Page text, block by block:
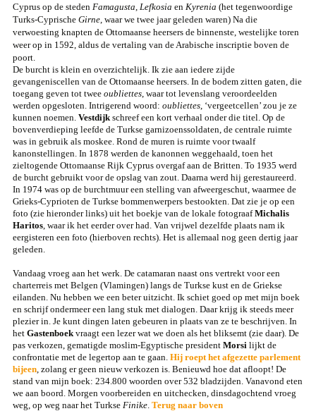
Cyprus op de steden Famagusta Lefkosia en Kyrenia (het tegenwoordige
Turks-Cyprische Girne, waar we twee jaar geleden waren) Na die
verwoesting knapten de Ottomaanse heersers de binnenste, westelijke toren
weer op in 1592, aldus de vertaling van de Arabische inscriptie boven de
poort.
De burcht is klein en overzichtelijk. Ik zie aan iedere zijde
gevangeniscellen van de Ottomaanse heersers. In de bodem zitten gaten, die
toegang geven tot twee oubliettes, waar tot levenslang veroordeelden
werden opgesloten. Intrigerend woord: oubliettes, ‘vergeetcellen’ zou je ze
kunnen noemen. Vestdijkschreef een kort verhaal onder die titel. Op de
bovenverdieping leefde de Turkse garnizoenssoldaten, de centrale ruimte
was in gebruik als moskee. Rond de muren is ruimte voor twaalf
kanonstellingen. In 1878 werden de kanonnen weggehaald, toen het
zieltogende Ottomaanse Rijk Cyprus overgaf aan de Britten. To 1935 werd
de burcht gebruikt voor de opslag van zout. Daarna werd hij gerestaureerd.
In 1974 was op de burchtmuur een stelling van afweergeschut, waarmee de
Grieks-Cyprioten de Turkse bommenwerpers bestookten. Dat zie je op een
foto (zie hieronder links) uit het boekje van de lokale fotograafMichalis
Haritos, waar ik het eerder over had. Van vrijwel dezelfde plaats nam ik
eergisteren een foto (hierboven rechts). Het is allemaal nog geen dertig jaar
geleden.
Vandaag vroeg aan het werk. De catamaran naast ons vertrekt voor een
charterreis met Belgen (Vlamingen) langs de Turkse kust en de Griekse
eilanden. Nu hebben we een beter uitzicht. Ik schiet goed op met mijn boek
en schrijf ondermeer een lang stuk met dialogen. Daar krijg ik steeds meer
plezier in. Je kunt dingen laten gebeuren in plaats van ze te beschrijven. In
het Gastenboekvraagt een lezer wat we doen als het bliksemt (zie daar). De
pas verkozen, gematigde moslim-Egyptische president Morsi lijkt de
confrontatie met de legertop aan te gaan. Hij roept het afgezette parlement
bijeen, zolang er geen nieuw verkozen is. Benieuwd hoe dat afloopt! De
stand van mijn boek: 234.800 woorden over 532 bladzijden. Vanavond eten
we aan boord. Morgen voorbereiden en uitchecken, dinsdagochtend vroeg
weg, op weg naar het Turkse Finike. Terug naar boven